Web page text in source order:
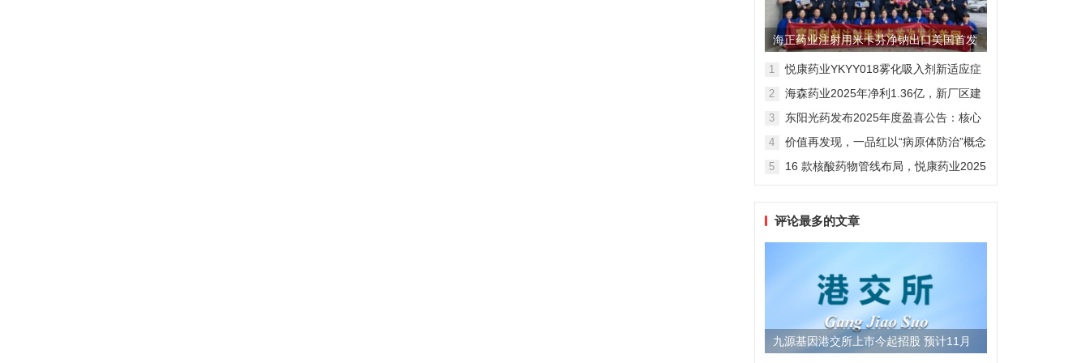
海正药业注射用米卡芬净钠出口美国首发
制剂全球化迈出关键一步
1
悦康药业YKYY018雾化吸入剂新适应症
感染防治
2
海森药业2025年净利1.36亿，新厂区建
3
东阳光药发布2025年度盈喜公告：核心
维度
4
价值再发现，一品红以“病原体防治”概念
5
16 款核酸药物管线布局，悦康药业2025
评论最多的文章
九源基因港交所上市今起招股 预计11月